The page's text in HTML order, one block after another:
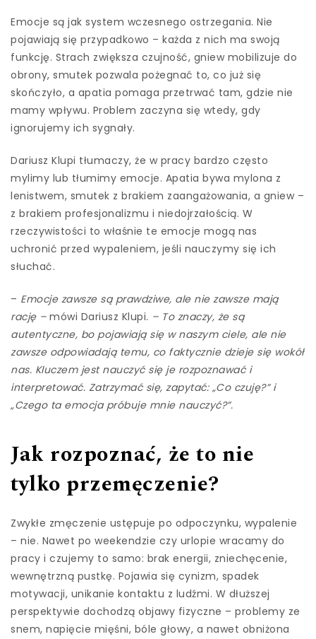
Emocje są jak system wczesnego ostrzegania. Nie
pojawiają się przypadkowo – każda z nich ma swoją
funkcję. Strach zwiększa czujność, gniew mobilizuje do
obrony, smutek pozwala pożegnać to, co już się
skończyło, a apatia pomaga przetrwać tam, gdzie nie
mamy wpływu. Problem zaczyna się wtedy, gdy
ignorujemy ich sygnały.
Dariusz Klupi tłumaczy, że w pracy bardzo często
mylimy lub tłumimy emocje. Apatia bywa mylona z
lenistwem, smutek z brakiem zaangażowania, a gniew –
z brakiem profesjonalizmu i niedojrzałością. W
rzeczywistości to właśnie te emocje mogą nas
uchronić przed wypaleniem, jeśli nauczymy się ich
słuchać.
– Emocje zawsze są prawdziwe, ale nie zawsze mają
rację – mówi Dariusz Klupi. – To znaczy, że są
autentyczne, bo pojawiają się w naszym ciele, ale nie
zawsze odpowiadają temu, co faktycznie dzieje się wokół
nas. Kluczem jest nauczyć się je rozpoznawać i
interpretować. Zatrzymać się, zapytać: „Co czuję?” i
„Czego ta emocja próbuje mnie nauczyć?”.
Jak rozpoznać, że to nie
tylko przemęczenie?
Zwykłe zmęczenie ustępuje po odpoczynku, wypalenie
– nie. Nawet po weekendzie czy urlopie wracamy do
pracy i czujemy to samo: brak energii, zniechęcenie,
wewnętrzną pustkę. Pojawia się cynizm, spadek
motywacji, unikanie kontaktu z ludźmi. W dłuższej
perspektywie dochodzą objawy fizyczne – problemy ze
snem, napięcie mięśni, bóle głowy, a nawet obniżona